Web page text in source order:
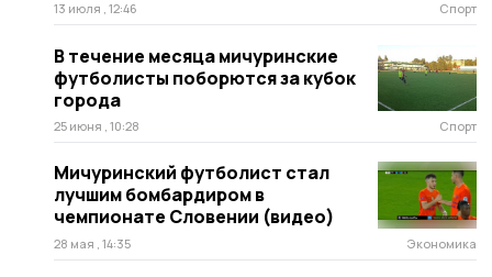
13 июля , 12:46 Спорт
В течение месяца мичуринские
футболисты поборются за кубок
города
25 июня , 10:28 Спорт
Мичуринский футболист стал
лучшим бомбардиром в
чемпионате Словении (видео)
28 мая , 14:35 Экономика